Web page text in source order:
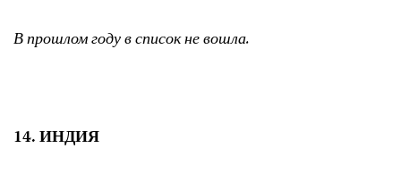
В прошлом году в список не вошла.
14. ИНДИЯ